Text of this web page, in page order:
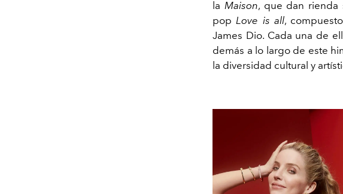
la Maison, que dan rienda
pop Love is all,
James Dio. Cada una de
demás a lo largo de este
la diversidad cultural y